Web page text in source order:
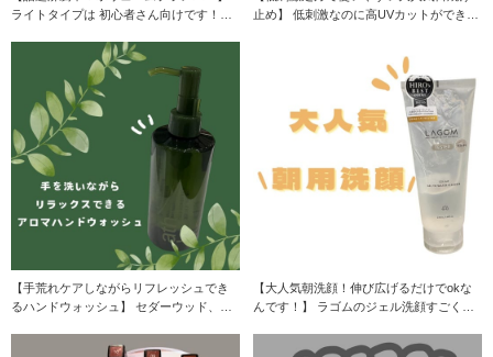
ライトタイプは 初心者さん向けです！マ
止め】 低刺激なのに高UVカットができる
【手荒れケアしながらリフレッシュでき
るハンドウォッシュ】 セダーウッド、ゼ
【大人気朝洗顔！伸び広げるだけでokな
んです！】 ラゴムのジェル洗顔すごく話